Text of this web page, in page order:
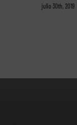
julio 30th, 2019